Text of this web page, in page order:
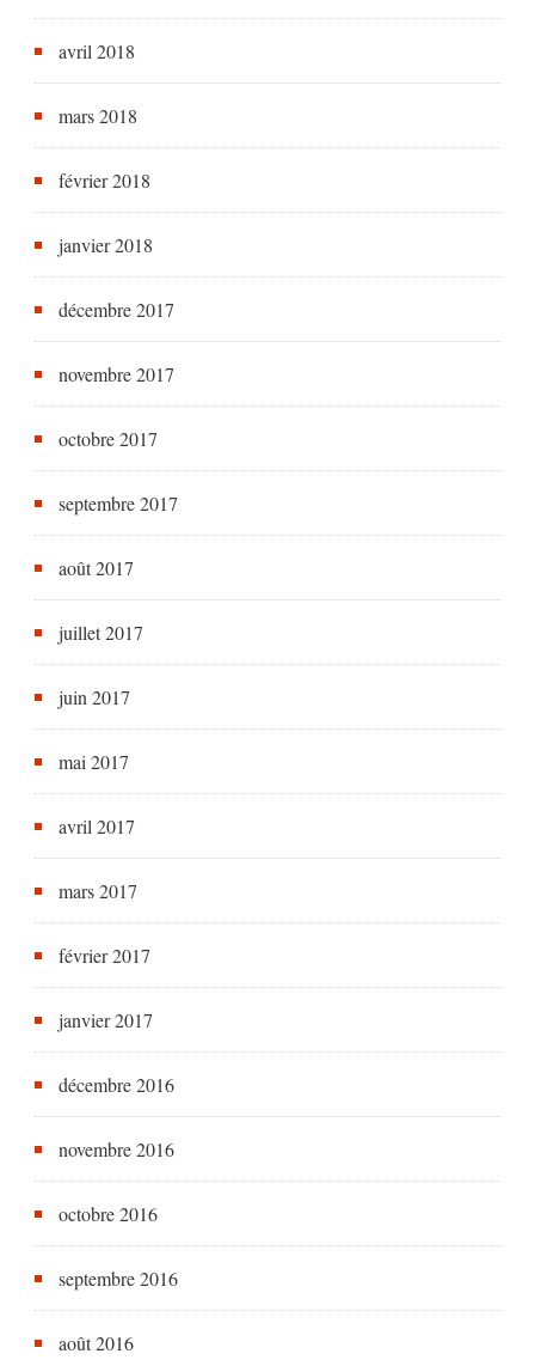
avril 2018
mars 2018
février 2018
janvier 2018
décembre 2017
novembre 2017
octobre 2017
septembre 2017
août 2017
juillet 2017
juin 2017
mai 2017
avril 2017
mars 2017
février 2017
janvier 2017
décembre 2016
novembre 2016
octobre 2016
septembre 2016
août 2016